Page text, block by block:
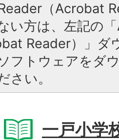
（Acrobat
い方は、左記の
Reader）」ダ
フトウェアをダ
さい。
一戸小学